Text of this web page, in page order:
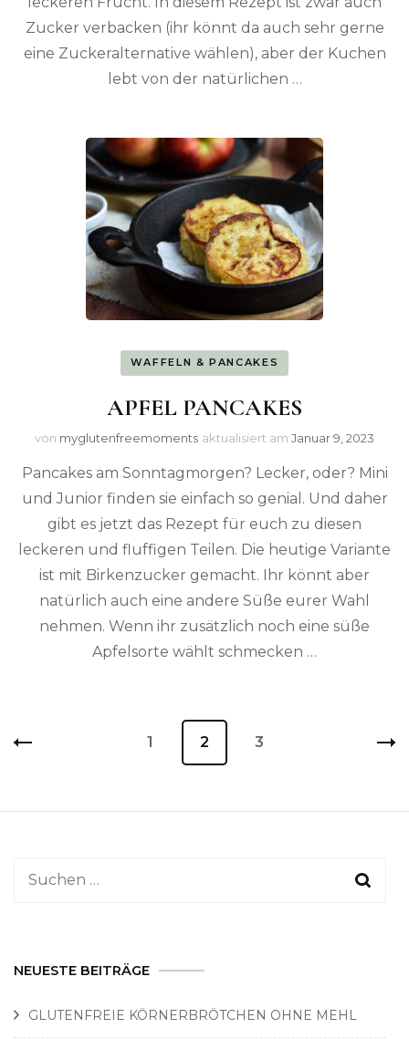
Zucker verbacken (ihr könnt da auch sehr gerne
eine Zuckeralternative wählen), aber der Kuchen
lebt von der natürlichen …
WAFFELN & PANCAKES
APFEL PANCAKES
von myglutenfreemoments aktualisiert am Januar 9, 2023
Pancakes am Sonntagmorgen? Lecker, oder? Mini
und Junior finden sie einfach so genial. Und daher
gibt es jetzt das Rezept für euch zu diesen
leckeren und fluffigen Teilen. Die heutige Variante
ist mit Birkenzucker gemacht. Ihr könnt aber
natürlich auch eine andere Süße eurer Wahl
nehmen. Wenn ihr zusätzlich noch eine süße
Apfelsorte wählt schmecken …
Seite
1 Seite
2 Seite
3
Suchen
NEUESTE BEITRÄGE
GLUTENFREIE KÖRNERBRÖTCHEN OHNE MEHL